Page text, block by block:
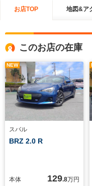
お店TOP 地図&ア
このお店の在庫
NEW
スバル
BRZ 2.0 R
本体 129.8万円